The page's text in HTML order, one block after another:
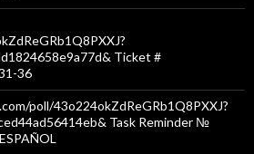
Ticket #
36
poll/43o224okZdReGRb1Q8PXXJ?
Task Reminder №